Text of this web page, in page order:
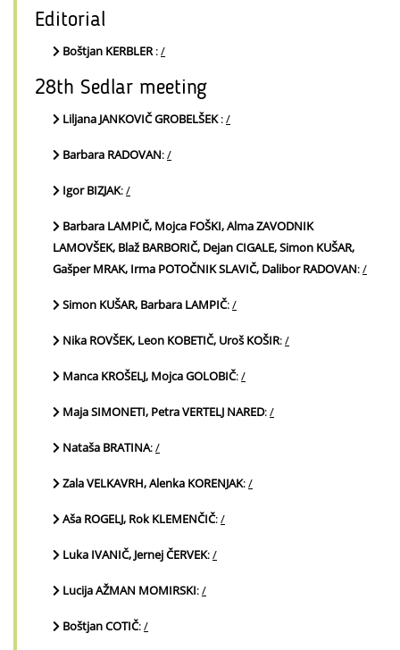
Editorial
Boštjan KERBLER:/
28th Sedlar meeting
Liljana JANKOVIČ GROBELŠEK:/
Barbara RADOVAN:/
Igor BIZJAK:/
Barbara LAMPIČ, Mojca FOŠKI, Alma ZAVODNIK
LAMOVŠEK, Blaž BARBORIČ, Dejan CIGALE, Simon KUŠAR,
Gašper MRAK, Irma POTOČNIK SLAVIČ, Dalibor RADOVAN:/
Simon KUŠAR, Barbara LAMPIČ:/
Nika ROVŠEK, Leon KOBETIČ, Uroš KOŠIR:/
Manca KROŠELJ, Mojca GOLOBIČ:/
Maja SIMONETI, Petra VERTELJ NARED:/
Nataša BRATINA:/
Zala VELKAVRH, Alenka KORENJAK:/
Aša ROGELJ, Rok KLEMENČIČ:/
Luka IVANIČ, Jernej ČERVEK:/
Lucija AŽMAN MOMIRSKI:/
Boštjan COTIČ:/